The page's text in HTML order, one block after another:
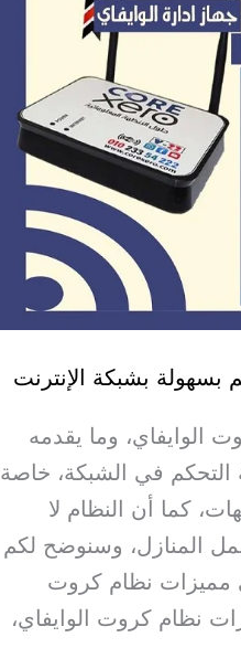
بسهولة بشبكة الإنترنت
الوايفاي، وما يقدمه
التحكم في الشبكة، خاصة
كما أن النظام لا
المنازل، وسنوضح لكم
مميزات نظام كروت
نظام كروت الوايفاي،